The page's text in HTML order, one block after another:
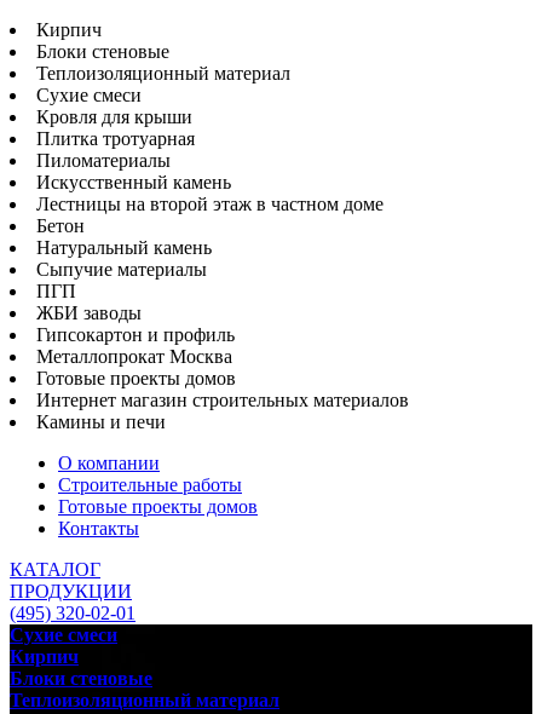
Кирпич
Блоки стеновые
Теплоизоляционный материал
Сухие смеси
Кровля для крыши
Плитка тротуарная
Пиломатериалы
Искусственный камень
Лестницы на второй этаж в частном доме
Бетон
Натуральный камень
Сыпучие материалы
ПГП
ЖБИ заводы
Гипсокартон и профиль
Металлопрокат Москва
Готовые проекты домов
Интернет магазин строительных материалов
Камины и печи
О компании
Строительные работы
Готовые проекты домов
Контакты
КАТАЛОГ
ПРОДУКЦИИ
(495) 320-02-01
Сухие смеси
Кирпич
Блоки стеновые
Теплоизоляционный материал